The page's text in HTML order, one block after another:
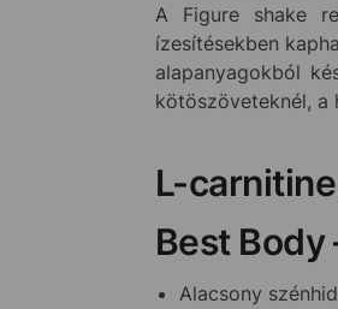
A Figure shake
ízesítésekben
alapanyagokból
kötöszöveteknél, a
L-
Best Body
Alacsony